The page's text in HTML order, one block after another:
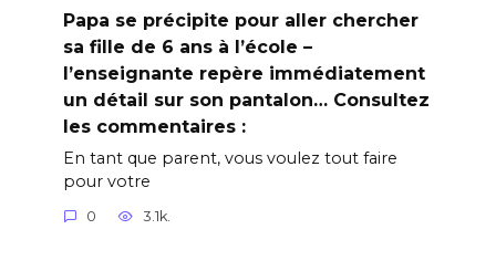
Papa se précipite pour aller chercher
sa fille de 6 ans à l’école –
l’enseignante repère immédiatement
un détail sur son pantalon… Consultez
les commentaires :
En tant que parent, vous voulez tout faire
pour votre
0 3.1k.